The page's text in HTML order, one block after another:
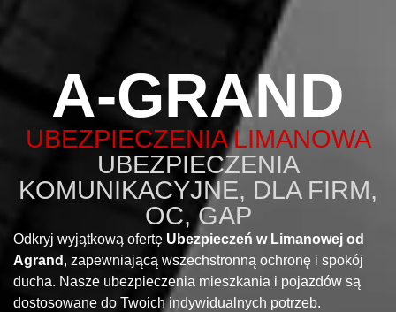
A-GRAND
UBEZPIECZENIA LIMANOWA
UBEZPIECZENIA
KOMUNIKACYJNE, DLA FIRM,
OC, GAP
Odkryj wyjątkową ofertę Ubezpieczeń w Limanowej od
Agrand , zapewniającą wszechstronną ochronę i spokój
ducha. Nasze ubezpieczenia mieszkania i pojazdów są
dostosowane do Twoich indywidualnych potrzeb.